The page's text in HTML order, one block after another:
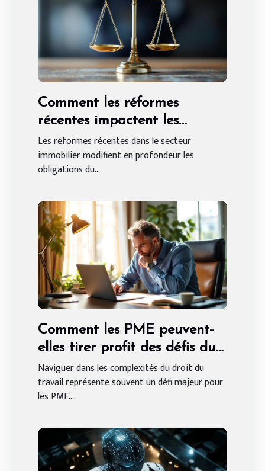
Comment les réformes
récentes impactent les
obligations du bailleur ?
Les réformes récentes dans le secteur
immobilier modifient en profondeur les
obligations du...
Comment les PME peuvent-
elles tirer profit des défis du
droit du travail ?
Naviguer dans les complexités du droit du
travail représente souvent un défi majeur pour
les PME....